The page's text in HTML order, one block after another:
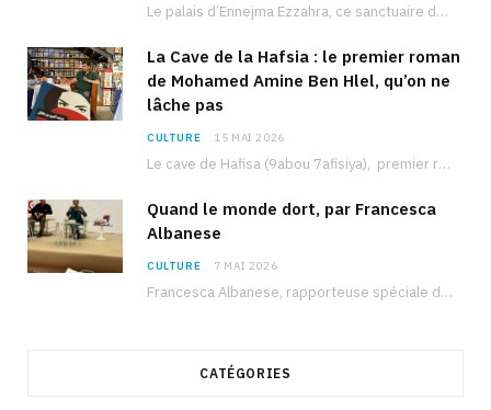
Le palais d’Ennejma Ezzahra, ce sanctuaire de la musique tunisienne et méditerranéenne construit par le…
La Cave de la Hafsia : le premier roman
de Mohamed Amine Ben Hlel, qu’on ne
lâche pas
CULTURE 15 MAI 2026
Le cave de Hafisa (9abou 7afisiya), premier roman du journaliste tunisien Mohamed Amine Ben Hlel,…
Quand le monde dort, par Francesca
Albanese
CULTURE 7 MAI 2026
Francesca Albanese, rapporteuse spéciale de l’ONU sur les territoires palestiniens occupés, était à Tunis pour…
CATÉGORIES